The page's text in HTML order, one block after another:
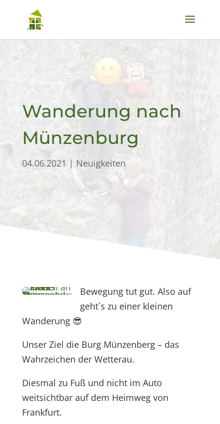
Wanderung nach
Münzenburg
04.06.2021 | Neuigkeiten
Bewegung tut gut. Also auf
geht´s zu einer kleinen
Wanderung 😎
Unser Ziel die Burg Münzenberg – das
Wahrzeichen der Wetterau.
Diesmal zu Fuß und nicht im Auto
weitsichtbar auf dem Heimweg von
Frankfurt.